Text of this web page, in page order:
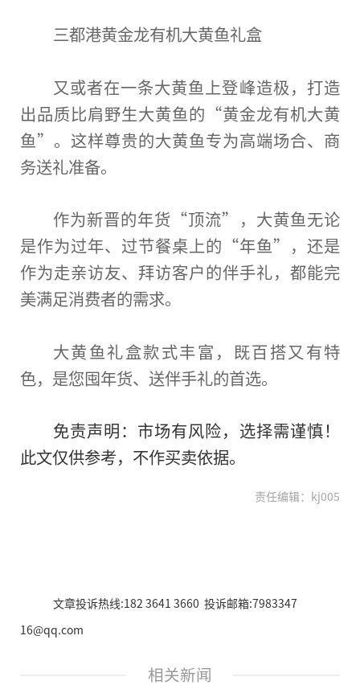
三都港黄金龙有机大黄鱼礼盒
又或者在一条大黄鱼上登峰造极，打造
出品质比肩野生大黄鱼的“黄金龙有机大黄
鱼”。这样尊贵的大黄鱼专为高端场合、商
务送礼准备。
作为新晋的年货“顶流”，大黄鱼无论
是作为过年、过节餐桌上的“年鱼”，还是
作为走亲访友、拜访客户的伴手礼，都能完
美满足消费者的需求。
大黄鱼礼盒款式丰富，既百搭又有特
色，是您囤年货、送伴手礼的首选。
免责声明：市场有风险，选择需谨慎！
此文仅供参考，不作买卖依据。
责任编辑：kj005
文章投诉热线:182 3641 3660 投诉邮箱:7983347
16@qq.com
相关新闻